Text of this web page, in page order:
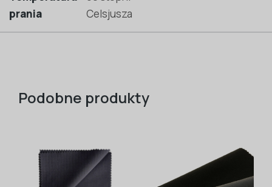
prania
Celsjusza
Podobne produkty